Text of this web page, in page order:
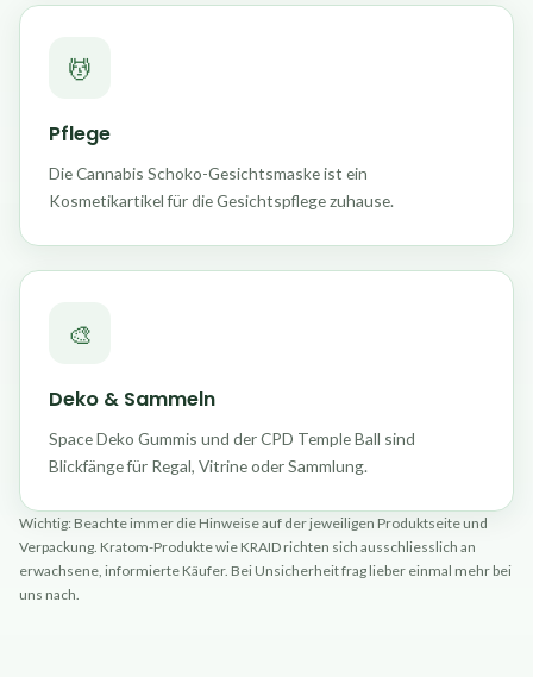
💆
Pflege
Die Cannabis Schoko-Gesichtsmaske ist ein
Kosmetikartikel für die Gesichtspflege zuhause.
🎨
Deko & Sammeln
Space Deko Gummis und der CPD Temple Ball sind
Blickfänge für Regal, Vitrine oder Sammlung.
Wichtig: Beachte immer die Hinweise auf der jeweiligen Produktseite und
Verpackung. Kratom-Produkte wie KRAID richten sich ausschliesslich an
erwachsene, informierte Käufer. Bei Unsicherheit frag lieber einmal mehr bei
uns nach.